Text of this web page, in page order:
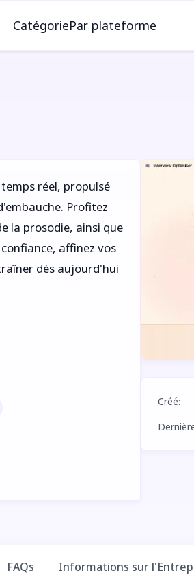
CatégoriePar plateforme
réel, propulsé
Profitez
la prosodie, ainsi que
affinez vos
dès aujourd'hui
Créé:
FAQs Informations sur